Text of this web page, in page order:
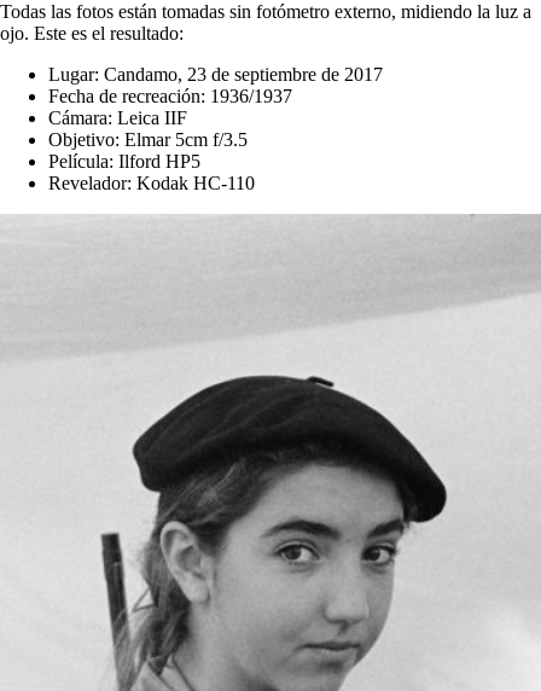
Todas las fotos están tomadas sin fotómetro externo, midiendo la luz a
ojo. Este es el resultado:
Lugar: Candamo, 23 de septiembre de 2017
Fecha de recreación: 1936/1937
Cámara: Leica IIF
Objetivo: Elmar 5cm f/3.5
Película: Ilford HP5
Revelador: Kodak HC-110